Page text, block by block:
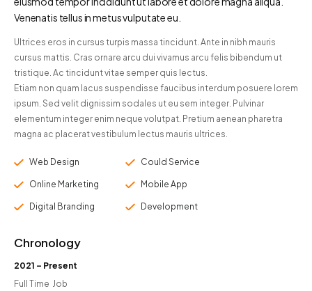
Venenatis tellus in metus vulputate eu.
Ultrices eros in cursus turpis massa tincidunt. Ante in nibh mauris
cursus mattis. Cras ornare arcu dui vivamus arcu felis bibendum ut
tristique. Ac tincidunt vitae semper quis lectus.
Etiam non quam lacus suspendisse faucibus interdum posuere lorem
ipsum. Sed velit dignissim sodales ut eu sem integer. Pulvinar
elementum integer enim neque volutpat. Pretium aenean pharetra
magna ac placerat vestibulum lectus mauris ultrices.
Web Design
Online Marketing
Digital Branding
Could Service
Mobile App
Development
Chronology
2021 – Present
Full Time Job